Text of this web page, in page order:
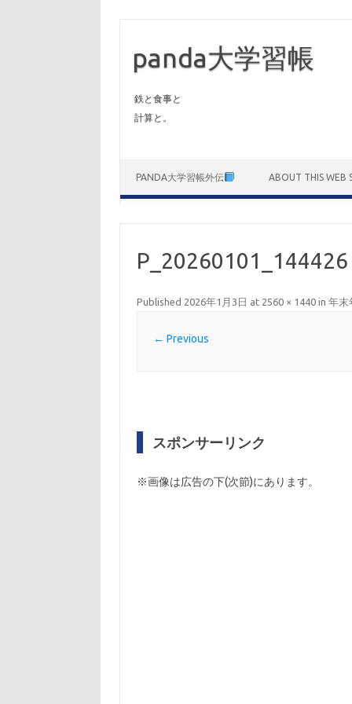
panda大学習帳
鉄と食事と
計算と。
PANDA大学習帳外伝 ABOUT THIS WEB
P_20260101_144426
Published 2026年1月3日 at 2560 × 1440in 年末
← Previous
スポンサーリンク
※画像は広告の下(次節)にあります。